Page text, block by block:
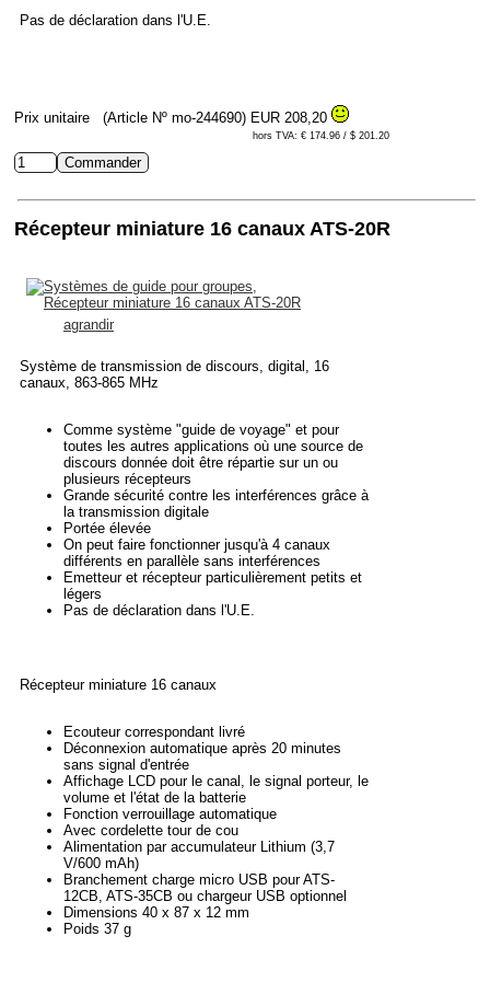
Pas de déclaration dans l'U.E.
Prix unitaire (Article Nº mo-244690) EUR 208,20
hors TVA: € 174.96 / $ 201.20
Récepteur miniature 16 canaux ATS-20R
agrandir
Système de transmission de discours, digital, 16
canaux, 863-865 MHz
Comme système "guide de voyage" et pour
toutes les autres applications où une source de
discours donnée doit être répartie sur un ou
plusieurs récepteurs
Grande sécurité contre les interférences grâce à
la transmission digitale
Portée élevée
On peut faire fonctionner jusqu'à 4 canaux
différents en parallèle sans interférences
Emetteur et récepteur particulièrement petits et
légers
Pas de déclaration dans l'U.E.
Récepteur miniature 16 canaux
Ecouteur correspondant livré
Déconnexion automatique après 20 minutes
sans signal d'entrée
Affichage LCD pour le canal, le signal porteur, le
volume et l'état de la batterie
Fonction verrouillage automatique
Avec cordelette tour de cou
Alimentation par accumulateur Lithium (3,7
V/600 mAh)
Branchement charge micro USB pour ATS-
12CB, ATS-35CB ou chargeur USB optionnel
Dimensions 40 x 87 x 12 mm
Poids 37 g